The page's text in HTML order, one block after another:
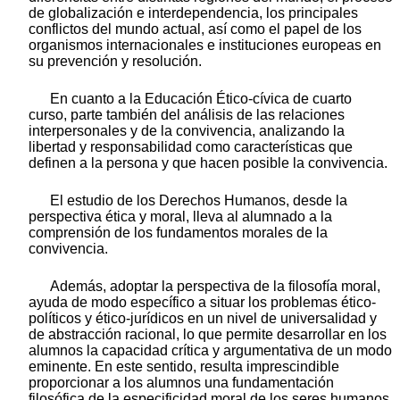
de globalización e interdependencia, los principales
conflictos del mundo actual, así como el papel de los
organismos internacionales e instituciones europeas en
su prevención y resolución.
En cuanto a la Educación Ético-cívica de cuarto
curso, parte también del análisis de las relaciones
interpersonales y de la convivencia, analizando la
libertad y responsabilidad como características que
definen a la persona y que hacen posible la convivencia.
El estudio de los Derechos Humanos, desde la
perspectiva ética y moral, lleva al alumnado a la
comprensión de los fundamentos morales de la
convivencia.
Además, adoptar la perspectiva de la filosofía moral,
ayuda de modo específico a situar los problemas ético-
políticos y ético-jurídicos en un nivel de universalidad y
de abstracción racional, lo que permite desarrollar en los
alumnos la capacidad crítica y argumentativa de un modo
eminente. En este sentido, resulta imprescindible
proporcionar a los alumnos una fundamentación